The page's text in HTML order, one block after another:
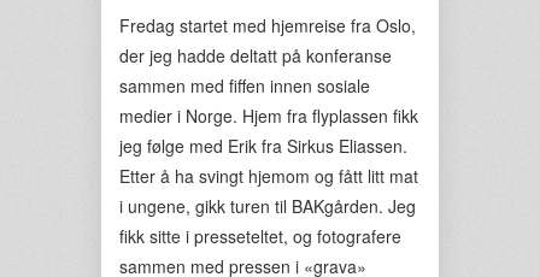
Fredag startet med hjemreise fra Oslo,
der jeg hadde deltatt på konferanse
sammen med fiffen innen sosiale
medier i Norge. Hjem fra flyplassen fikk
jeg følge med Erik fra Sirkus Eliassen.
Etter å ha svingt hjemom og fått litt mat
i ungene, gikk turen til BAKgården. Jeg
fikk sitte i presseteltet, og fotografere
sammen med pressen i «grava»